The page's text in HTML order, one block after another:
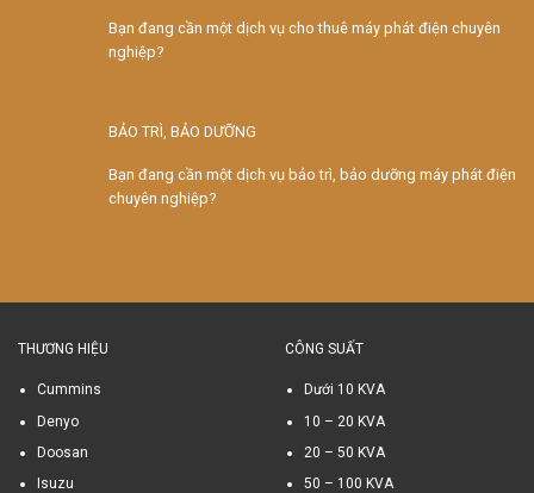
Bạn đang cần một dịch vụ cho thuê máy phát điện chuyên
nghiệp?
BẢO TRÌ, BẢO DƯỠNG
Bạn đang cần một dịch vụ bảo trì, bảo dưỡng máy phát điện
chuyên nghiệp?
THƯƠNG HIỆU
Cummins
Denyo
Doosan
Isuzu
CÔNG SUẤT
Dưới 10 KVA
10 – 20 KVA
20 – 50 KVA
50 – 100 KVA